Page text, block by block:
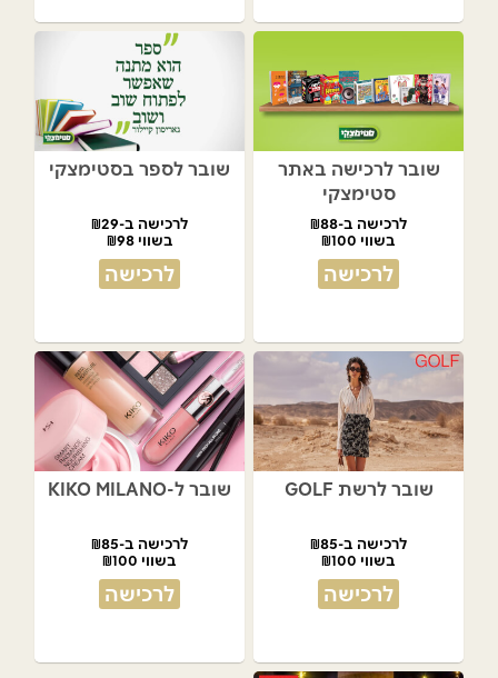
שובר לרכישה באתר
סטימצקי
לרכישה ב-₪88
בשווי ₪100
לרכישה
שובר לספר בסטימצקי
לרכישה ב-₪29
בשווי ₪98
לרכישה
שובר לרשת GOLF
לרכישה ב-₪85
בשווי ₪100
לרכישה
שובר ל-KIKO MILANO
לרכישה ב-₪85
בשווי ₪100
לרכישה